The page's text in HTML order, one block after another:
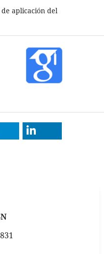
de aplicación del